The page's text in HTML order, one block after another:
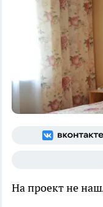
На проект не